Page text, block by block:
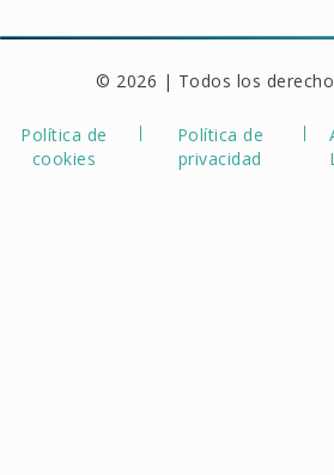
© 2026 | Todos los
Política de
cookies
Política de
privacidad